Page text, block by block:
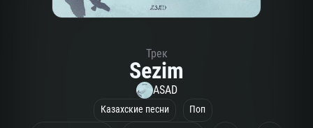
Трек
Sezim
ASAD
Казахские песни Поп